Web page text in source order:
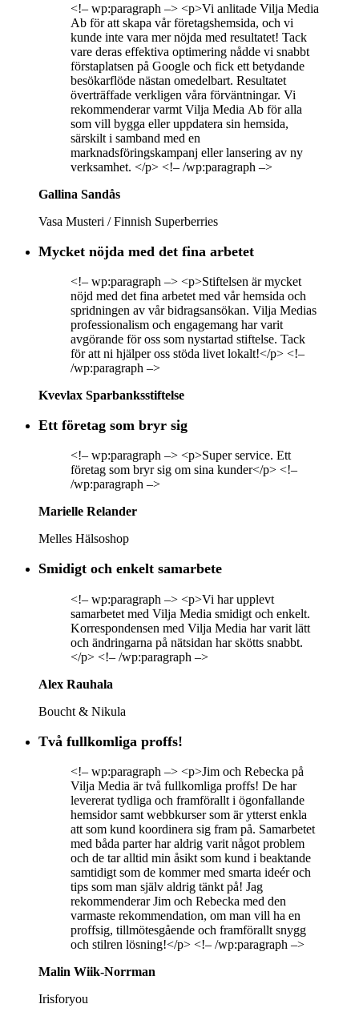
<!– wp:paragraph –> <p>Vi anlitade Vilja Media
Ab för att skapa vår företagshemsida, och vi
kunde inte vara mer nöjda med resultatet! Tack
vare deras effektiva optimering nådde vi snabbt
förstaplatsen på Google och fick ett betydande
besökarflöde nästan omedelbart. Resultatet
överträffade verkligen våra förväntningar. Vi
rekommenderar varmt Vilja Media Ab för alla
som vill bygga eller uppdatera sin hemsida,
särskilt i samband med en
marknadsföringskampanj eller lansering av ny
verksamhet. </p> <!– /wp:paragraph –>
Gallina Sandås
Vasa Musteri / Finnish Superberries
Mycket nöjda med det fina arbetet
<!– wp:paragraph –> <p>Stiftelsen är mycket
nöjd med det fina arbetet med vår hemsida och
spridningen av vår bidragsansökan. Vilja Medias
professionalism och engagemang har varit
avgörande för oss som nystartad stiftelse. Tack
för att ni hjälper oss stöda livet lokalt!</p> <!–
/wp:paragraph –>
Kvevlax Sparbanksstiftelse
Ett företag som bryr sig
<!– wp:paragraph –> <p>Super service. Ett
företag som bryr sig om sina kunder</p> <!–
/wp:paragraph –>
Marielle Relander
Melles Hälsoshop
Smidigt och enkelt samarbete
<!– wp:paragraph –> <p>Vi har upplevt
samarbetet med Vilja Media smidigt och enkelt.
Korrespondensen med Vilja Media har varit lätt
och ändringarna på nätsidan har skötts snabbt.
</p> <!– /wp:paragraph –>
Alex Rauhala
Boucht & Nikula
Två fullkomliga proffs!
<!– wp:paragraph –> <p>Jim och Rebecka på
Vilja Media är två fullkomliga proffs! De har
levererat tydliga och framförallt i ögonfallande
hemsidor samt webbkurser som är ytterst enkla
att som kund koordinera sig fram på. Samarbetet
med båda parter har aldrig varit något problem
och de tar alltid min åsikt som kund i beaktande
samtidigt som de kommer med smarta ideér och
tips som man själv aldrig tänkt på! Jag
rekommenderar Jim och Rebecka med den
varmaste rekommendation, om man vill ha en
proffsig, tillmötesgående och framförallt snygg
och stilren lösning!</p> <!– /wp:paragraph –>
Malin Wiik-Norrman
Irisforyou